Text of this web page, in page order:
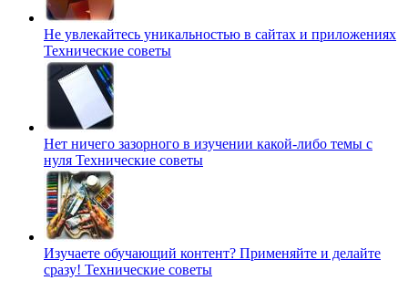
Не увлекайтесь уникальностью в сайтах и приложениях
Технические советы
Нет ничего зазорного в изучении какой-либо темы с
нуля Технические советы
Изучаете обучающий контент? Применяйте и делайте
сразу! Технические советы